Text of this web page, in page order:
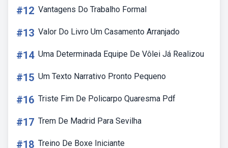
#12 Vantagens Do Trabalho Formal
#13 Valor Do Livro Um Casamento Arranjado
#14 Uma Determinada Equipe De Vôlei Já Realizou
#15 Um Texto Narrativo Pronto Pequeno
#16 Triste Fim De Policarpo Quaresma Pdf
#17 Trem De Madrid Para Sevilha
#18 Treino De Boxe Iniciante